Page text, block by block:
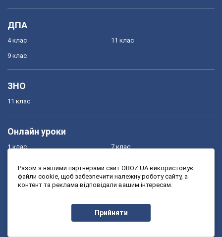
ДПА
4 клас
9 клас
11 клас
ЗНО
11 клас
Онлайн уроки
1 клас
3 клас
7 клас
9 клас
Разом з нашими партнерами сайт OBOZ.UA використовує
файли cookie, щоб забезпечити належну роботу сайту, а
контент та реклама відповідали вашим інтересам.
Прийняти